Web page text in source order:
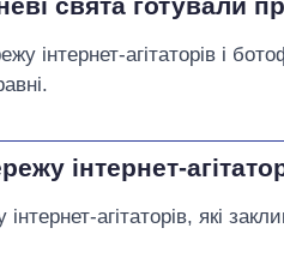
інтернет-агітаторів і
інтернет-
агітаторів, які